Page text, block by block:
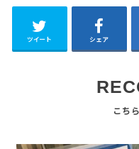
ツイート シェア